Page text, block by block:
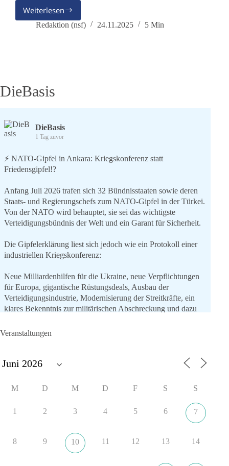
Weiterlesen
Nun
wachen
Redaktion (nsf) 24.11.2025 5 Min
DieBasis
DieBasis
1 Tag zuvor
⚡️ NATO-Gipfel in Ankara: Kriegskonferenz statt
Friedensgipfel!?
Anfang Juli 2026 trafen sich 32 Bündnisstaaten sowie deren
Staats- und Regierungschefs zum NATO-Gipfel in der Türkei.
Von der NATO wird behauptet, sie sei das wichtigste
Verteidigungsbündnis der Welt und ein Garant für Sicherheit.
Die Gipfelerklärung liest sich jedoch wie ein Protokoll einer
industriellen Kriegskonferenz:
Neue Milliardenhilfen für die Ukraine, neue Verpflichtungen
für Europa, gigantische Rüstungsdeals, Ausbau der
Verteidigungsindustrie, Modernisierung der Streitkräfte, ein
klares Bekenntnis zur militärischen Abschreckung und dazu
aus der NATO. Ein Gipfel, der mehr nach Rüstungsdeal als
nach Friedenspolitik klingt, wird niemals Sicherheit schaffen,
https://www.tagesschau.de/ausland/asien/nato-
Veranstaltungen
M D M D F S S
1 2 3 4 5 6 7
8 9 10 11 12 13 14